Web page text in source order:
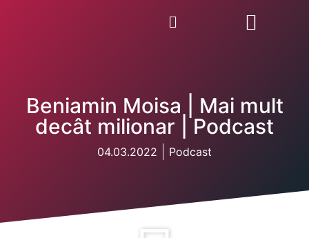
Beniamin Moisa | Mai mult
decât milionar | Podcast
04.03.2022 Podcast